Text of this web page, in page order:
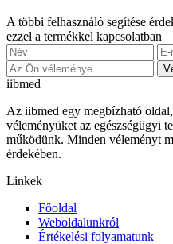
A többi felhasználó segítése
ezzel a termékkel kapcsolatban
iibmed
Az iibmed egy megbízható
véleményüket az egészségügyi
működünk. Minden véleményt
érdekében.
Linkek
Főoldal
Weboldalunkról
Értékelési folyamatunk